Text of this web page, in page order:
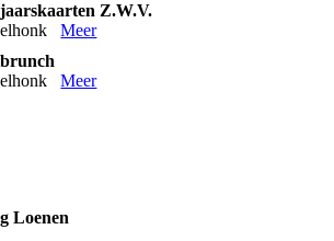
Z.W.V.
Meer
Meer
Loenen